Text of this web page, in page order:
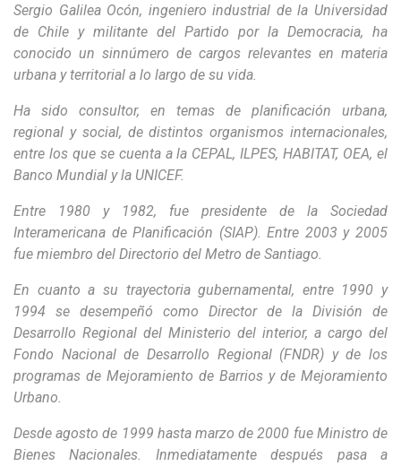
Sergio Galilea Ocón, ingeniero industrial de la Universidad
de Chile y militante del Partido por la Democracia, ha
conocido un sinnúmero de cargos relevantes en materia
urbana y territorial a lo largo de su vida.
Ha sido consultor, en temas de planificación urbana,
regional y social, de distintos organismos internacionales,
entre los que se cuenta a la CEPAL, ILPES, HABITAT, OEA, el
Banco Mundial y la UNICEF.
Entre 1980 y 1982, fue presidente de la Sociedad
Interamericana de Planificación (SIAP). Entre 2003 y 2005
fue miembro del Directorio del Metro de Santiago.
En cuanto a su trayectoria gubernamental, entre 1990 y
1994 se desempeñó como Director de la División de
Desarrollo Regional del Ministerio del interior, a cargo del
Fondo Nacional de Desarrollo Regional (FNDR) y de los
programas de Mejoramiento de Barrios y de Mejoramiento
Urbano.
Desde agosto de 1999 hasta marzo de 2000 fue Ministro de
Bienes Nacionales. Inmediatamente después pasa a